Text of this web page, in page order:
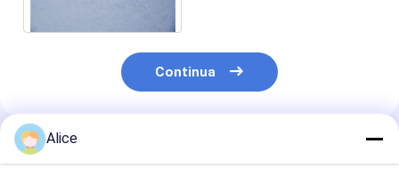
Continua
Prodotti Raccomandati
Alice